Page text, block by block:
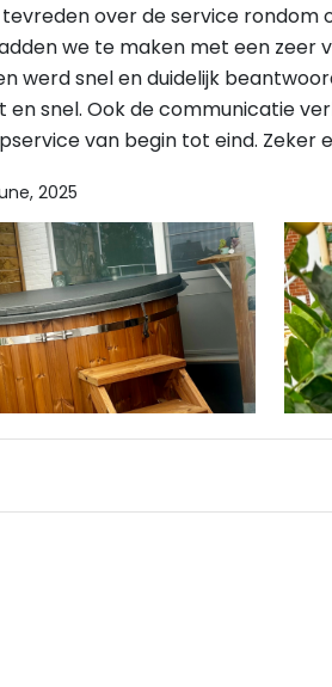
over de service rondom
we te maken met een zeer
werd snel en duidelijk
en snel. Ook de communicatie
van begin tot eind. Zeker
2025